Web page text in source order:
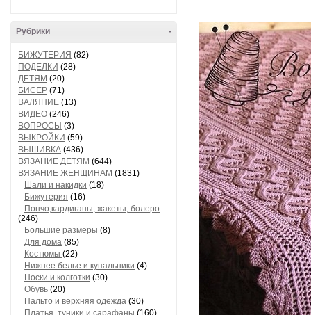
-
Рубрики
БИЖУТЕРИЯ (82)
ПОДЕЛКИ (28)
ДЕТЯМ (20)
БИСЕР (71)
ВАЛЯНИЕ (13)
ВИДЕО (246)
ВОПРОСЫ (3)
ВЫКРОЙКИ (59)
ВЫШИВКА (436)
ВЯЗАНИЕ ДЕТЯМ (644)
ВЯЗАНИЕ ЖЕНЩИНАМ (1831)
Шали и накидки (18)
Бижутерия (16)
Пончо,кардиганы, жакеты, болеро
(246)
Большие размеры (8)
Для дома (85)
Костюмы (22)
Нижнее белье и купальники (4)
Носки и колготки (30)
Обувь (20)
Пальто и верхняя одежда (30)
Платья, туники и сарафаны (160)